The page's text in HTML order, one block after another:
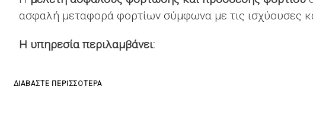
ασφαλή μεταφορά φορτίων σύμφωνα με τις ισχύουσες
Η υπηρεσία περιλαμβάνει:
ΔΙΑΒΆΣΤΕ ΠΕΡΙΣΣΌΤΕΡΑ